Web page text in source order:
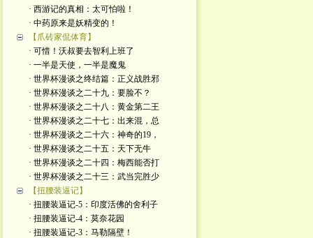
· 西游记的真相：太可怕啦！
· 中药原来是妖精变的！
【爪砖家侃体育】
· 可惜！沃叔要去智利上班了
· 一半是天使，一半是魔鬼
· 世界杯漫谈之终结篇：正义战胜邪
· 世界杯漫谈之二十九：要脸不？
· 世界杯漫谈之二十八：黄金第二王
· 世界杯漫谈之二十七：出来混，总
· 世界杯漫谈之二十六：神奇的19，
· 世界杯漫谈之二十五：天下无牛
· 世界杯漫谈之二十四：梅西能否打
· 世界杯漫谈之二十三：武当完胜少
【扭腰装逼记】
· 扭腰装逼记-5：印度活佛的舍利子
· 扭腰装逼记-4：莫奈花园
· 扭腰装逼记-3：马勒隔壁！